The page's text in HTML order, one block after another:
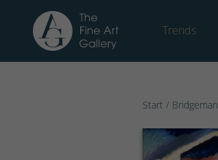
Trends
Start / Bridgeman